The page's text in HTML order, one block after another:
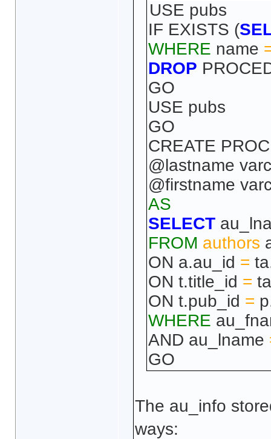
USE pubs
IF EXISTS (
WHERE name
DROP
GO
USE pubs
GO
CREATE
@lastname
@firstname
AS
SELECT
FROM authors
ON a.au_id =
ON t.title_id =
ON t.pub_id =
WHERE
AND au_lname
GO
The au_info
ways: